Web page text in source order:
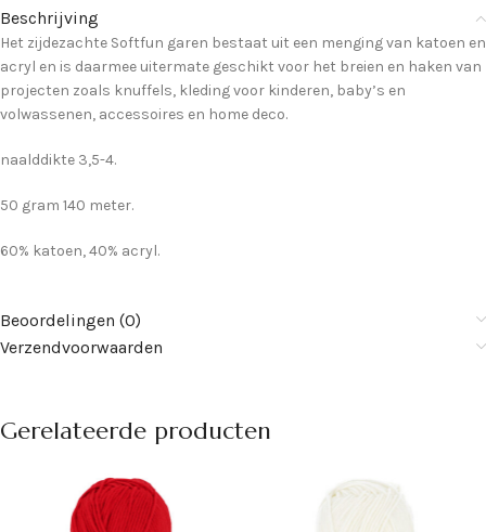
Beschrijving
Het zijdezachte Softfun garen bestaat uit een menging van katoen en
acryl en is daarmee uitermate geschikt voor het breien en haken van
projecten zoals knuffels, kleding voor kinderen, baby’s en
volwassenen, accessoires en home deco.
naalddikte 3,5-4.
50 gram 140 meter.
60% katoen, 40% acryl.
Beoordelingen (0)
Verzendvoorwaarden
Gerelateerde producten